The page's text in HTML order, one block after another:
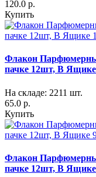
120.0 р.
Купить
Флакон
пачке 12шт, В
На складе: 2211 шт.
65.0 р.
Купить
Флакон
пачке 12шт, В